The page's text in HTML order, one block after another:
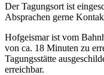
Der Tagungsort ist
Absprachen gerne
Hofgeismar ist vom
von ca. 18 Minuten zu
Tagungsstätte
erreichbar.